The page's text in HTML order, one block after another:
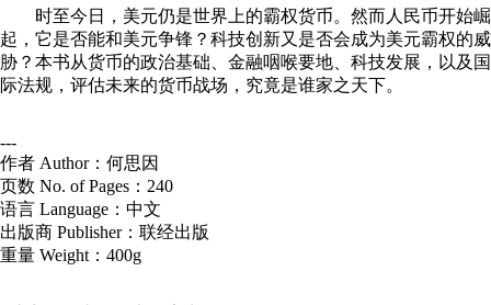
时至今日，美元仍是世界上的霸权货币。然而人民币开始崛
起，它是否能和美元争锋？科技创新又是否会成为美元霸权的威
胁？本书从货币的政治基础、金融咽喉要地、科技发展，以及国
际法规，评估未来的货币战场，究竟是谁家之天下。
---
作者 Author：何思因
页数 No. of Pages：240
语言 Language：中文
出版商 Publisher：联经出版
重量 Weight：400g